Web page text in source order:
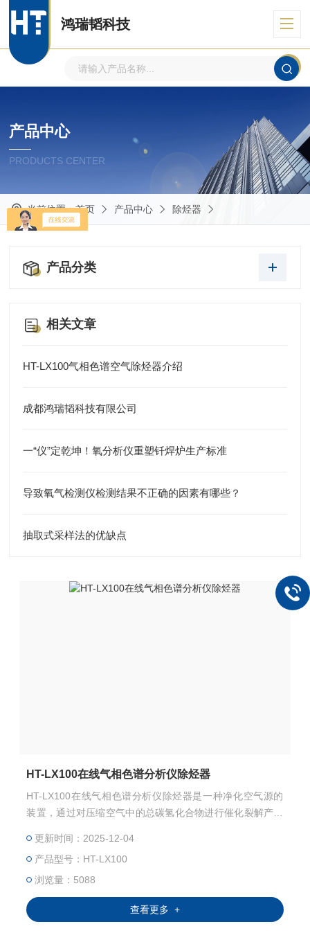
鸿瑞韬科技
产品中心
PRODUCTS CENTER
当前位置：首页 产品中心 除烃器
产品分类
相关文章
HT-LX100气相色谱空气除烃器介绍
成都鸿瑞韬科技有限公司
一“仪”定乾坤！氧分析仪重塑钎焊炉生产标准
导致氧气检测仪检测结果不正确的因素有哪些？
抽取式采样法的优缺点
HT-LX100在线气相色谱分析仪除烃器
HT-LX100在线气相色谱分析仪除烃器是一种净化空气源的
装置，通过对压缩空气中的总碳氢化合物进行催化裂解产生
化合物被转化为二氧化碳和水蒸气，再分别经过脱除二氧化
碳和水的装置后，即可得到零级别的空气，有效提高气体质
量，保证色谱基线平稳。
更新时间：2025-12-04
产品型号：HT-LX100
浏览量：5088
查看更多 +